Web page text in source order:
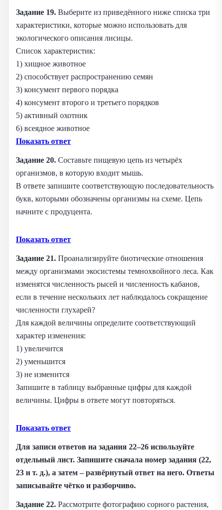
Задание 19. Выберите из приведённого ниже списка три
характеристики, которые можно использовать для
экологического описания лисицы.
Список характеристик:
1) хищное животное
2) способствует распространению семян
3) консумент первого порядка
4) консумент второго и третьего порядков
5) активный охотник
6) всеядное животное
Показать ответ
Задание 20. Составьте пищевую цепь из четырёх
организмов, в которую входит мышь.
В ответе запишите соответствующую последовательность
букв, которыми обозначены организмы на схеме. Цепь
начните с продуцента.
Показать ответ
Задание 21. Проанализируйте биотические отношения
между организмами экосистемы темнохвойного леса. Как
изменятся численность рысей и численность кабанов,
если в течение нескольких лет наблюдалось сокращение
численности глухарей?
Для каждой величины определите соответствующий
характер изменения:
1) увеличится
2) уменьшится
3) не изменится
Запишите в таблицу выбранные цифры для каждой
величины. Цифры в ответе могут повторяться.
Показать ответ
Для записи ответов на задания 22–26 используйте
отдельный лист. Запишите сначала номер задания (22,
23 и т. д.), а затем – развёрнутый ответ на него. Ответы
записывайте чётко и разборчиво.
Задание 22. Рассмотрите фотографию сорного растения,